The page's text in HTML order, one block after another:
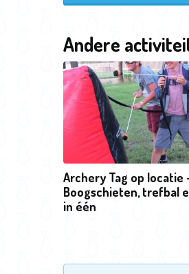
Andere
Archery Tag op locatie
Boogschieten, trefbal
in één